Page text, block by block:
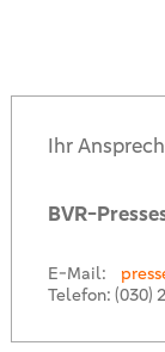
Ihr
BVR-
E-Mail:
Telefon: (030)